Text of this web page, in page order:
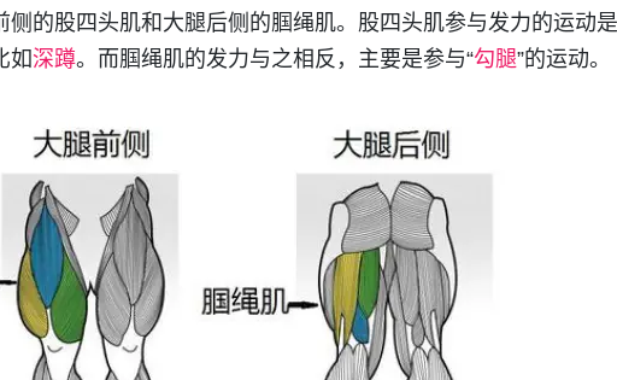
侧的股四头肌和大腿后侧的腘绳肌。股四头肌参与发力的运动
如深蹲。而腘绳肌的发力与之相反，主要是参与“勾腿”的运动。